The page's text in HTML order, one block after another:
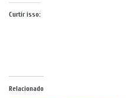
Curtir isso:
Relacionado